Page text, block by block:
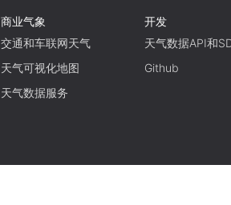
商业气象
交通和车联网天气
天气可视化地图
天气数据服务
开发
天气数据API和
Github